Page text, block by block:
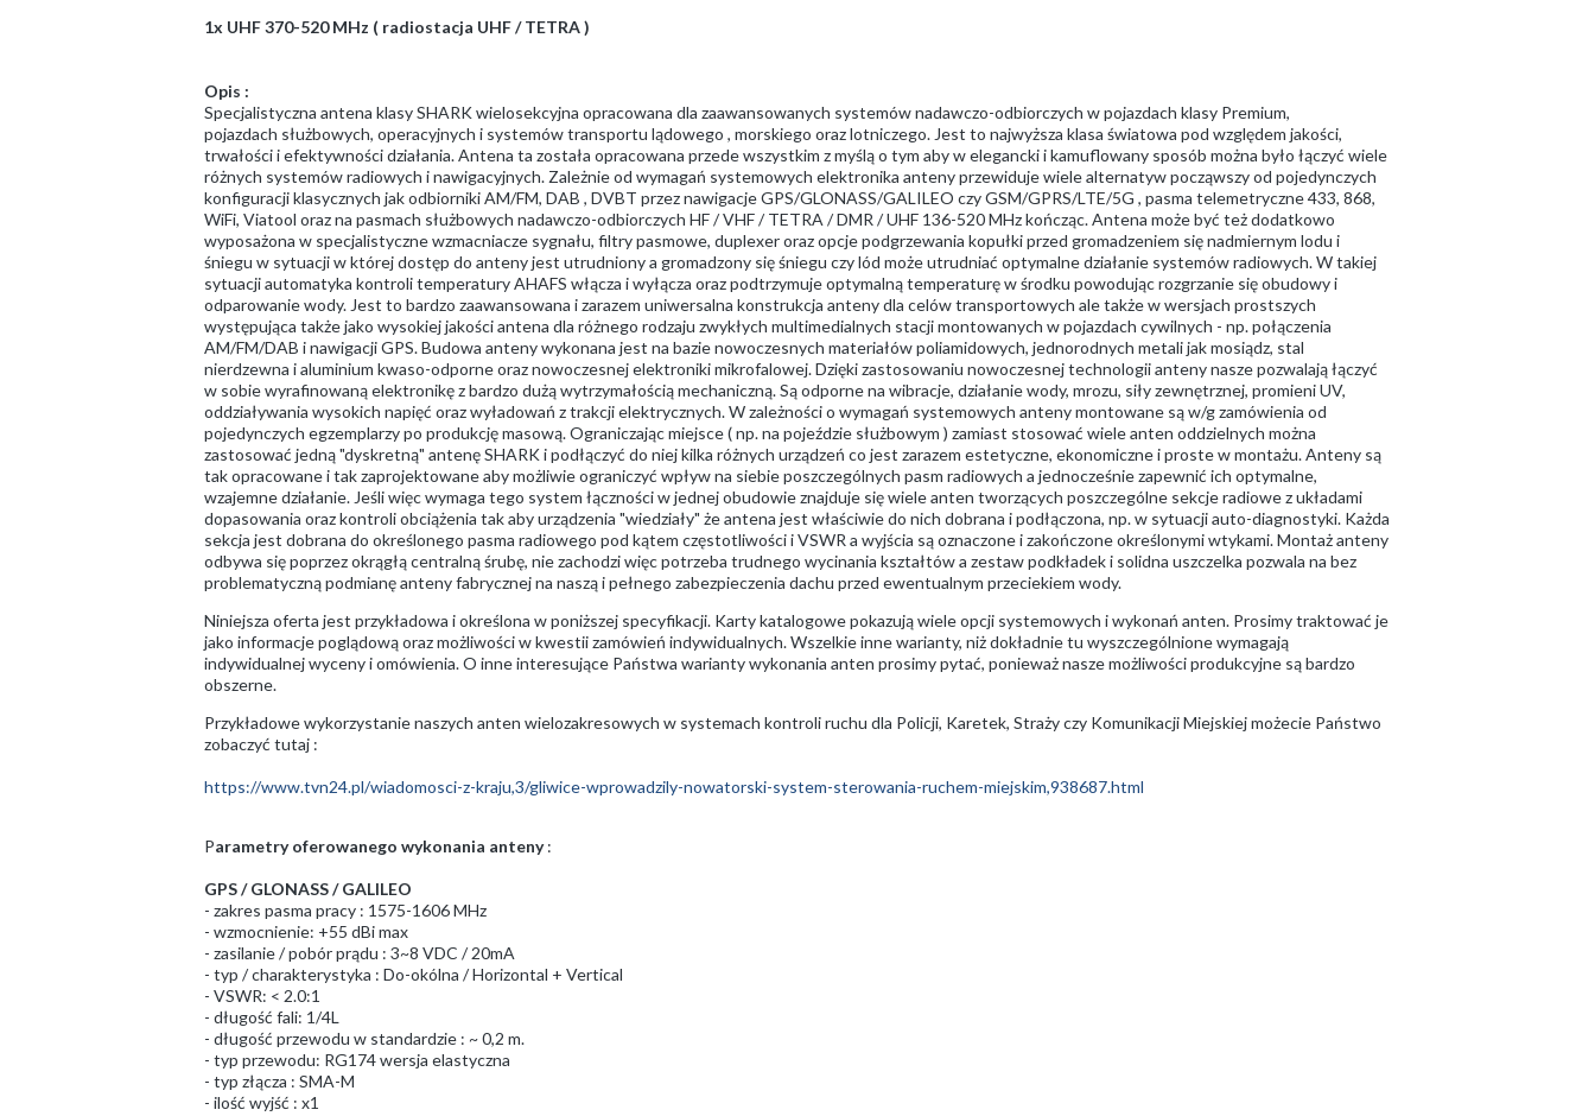
1x UHF 370-520 MHz ( radiostacja UHF / TETRA )
Opis :
Specjalistyczna antena klasy SHARK wielosekcyjna opracowana dla zaawansowanych systemów nadawczo-odbiorczych w pojazdach klasy Premium,
pojazdach służbowych, operacyjnych i systemów transportu lądowego , morskiego oraz lotniczego. Jest to najwyższa klasa światowa pod względem jakości,
trwałości i efektywności działania. Antena ta została opracowana przede wszystkim z myślą o tym aby w elegancki i kamuflowany sposób można było łączyć wiele
różnych systemów radiowych i nawigacyjnych. Zależnie od wymagań systemowych elektronika anteny przewiduje wiele alternatyw począwszy od pojedynczych
konfiguracji klasycznych jak odbiorniki AM/FM, DAB , DVBT przez nawigacje GPS/GLONASS/GALILEO czy GSM/GPRS/LTE/5G , pasma telemetryczne 433, 868,
WiFi, Viatool oraz na pasmach służbowych nadawczo-odbiorczych HF / VHF / TETRA / DMR / UHF 136-520 MHz kończąc. Antena może być też dodatkowo
wyposażona w specjalistyczne wzmacniacze sygnału, filtry pasmowe, duplexer oraz opcje podgrzewania kopułki przed gromadzeniem się nadmiernym lodu i
śniegu w sytuacji w której dostęp do anteny jest utrudniony a gromadzony się śniegu czy lód może utrudniać optymalne działanie systemów radiowych. W takiej
sytuacji automatyka kontroli temperatury AHAFS włącza i wyłącza oraz podtrzymuje optymalną temperaturę w środku powodując rozgrzanie się obudowy i
odparowanie wody. Jest to bardzo zaawansowana i zarazem uniwersalna konstrukcja anteny dla celów transportowych ale także w wersjach prostszych
występująca także jako wysokiej jakości antena dla różnego rodzaju zwykłych multimedialnych stacji montowanych w pojazdach cywilnych - np. połączenia
AM/FM/DAB i nawigacji GPS. Budowa anteny wykonana jest na bazie nowoczesnych materiałów poliamidowych, jednorodnych metali jak mosiądz, stal
nierdzewna i aluminium kwaso-odporne oraz nowoczesnej elektroniki mikrofalowej. Dzięki zastosowaniu nowoczesnej technologii anteny nasze pozwalają łączyć
w sobie wyrafinowaną elektronikę z bardzo dużą wytrzymałością mechaniczną. Są odporne na wibracje, działanie wody, mrozu, siły zewnętrznej, promieni UV,
oddziaływania wysokich napięć oraz wyładowań z trakcji elektrycznych. W zależności o wymagań systemowych anteny montowane są w/g zamówienia od
pojedynczych egzemplarzy po produkcję masową. Ograniczając miejsce ( np. na pojeździe służbowym ) zamiast stosować wiele anten oddzielnych można
zastosować jedną "dyskretną" antenę SHARK i podłączyć do niej kilka różnych urządzeń co jest zarazem estetyczne, ekonomiczne i proste w montażu. Anteny są
tak opracowane i tak zaprojektowane aby możliwie ograniczyć wpływ na siebie poszczególnych pasm radiowych a jednocześnie zapewnić ich optymalne,
wzajemne działanie. Jeśli więc wymaga tego system łączności w jednej obudowie znajduje się wiele anten tworzących poszczególne sekcje radiowe z układami
dopasowania oraz kontroli obciążenia tak aby urządzenia "wiedziały" że antena jest właściwie do nich dobrana i podłączona, np. w sytuacji auto-diagnostyki. Każda
sekcja jest dobrana do określonego pasma radiowego pod kątem częstotliwości i VSWR a wyjścia są oznaczone i zakończone określonymi wtykami. Montaż anteny
odbywa się poprzez okrągłą centralną śrubę, nie zachodzi więc potrzeba trudnego wycinania kształtów a zestaw podkładek i solidna uszczelka pozwala na bez
problematyczną podmianę anteny fabrycznej na naszą i pełnego zabezpieczenia dachu przed ewentualnym przeciekiem wody.
Niniejsza oferta jest przykładowa i określona w poniższej specyfikacji. Karty katalogowe pokazują wiele opcji systemowych i wykonań anten. Prosimy traktować je
jako informacje poglądową oraz możliwości w kwestii zamówień indywidualnych. Wszelkie inne warianty, niż dokładnie tu wyszczególnione wymagają
indywidualnej wyceny i omówienia. O inne interesujące Państwa warianty wykonania anten prosimy pytać, ponieważ nasze możliwości produkcyjne są bardzo
obszerne.
Przykładowe wykorzystanie naszych anten wielozakresowych w systemach kontroli ruchu dla Policji, Karetek, Straży czy Komunikacji Miejskiej możecie Państwo
zobaczyć tutaj :
https://www.tvn24.pl/wiadomosci-z-kraju,3/gliwice-wprowadzily-nowatorski-system-sterowania-ruchem-miejskim,938687.html
Parametry oferowanego wykonania anteny:
GPS / GLONASS / GALILEO
- zakres pasma pracy : 1575-1606 MHz
- wzmocnienie: +55 dBi max
- zasilanie / pobór prądu : 3~8 VDC / 20mA
- typ / charakterystyka : Do-okólna / Horizontal + Vertical
- VSWR: < 2.0:1
- długość fali: 1/4L
- długość przewodu w standardzie : ~ 0,2 m.
- typ przewodu: RG174 wersja elastyczna
- typ złącza : SMA-M
- ilość wyjść : x1